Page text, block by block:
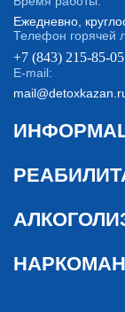
Ежедневно,
Телефон горячей
+7 (843) 215-85-05
E-mail: